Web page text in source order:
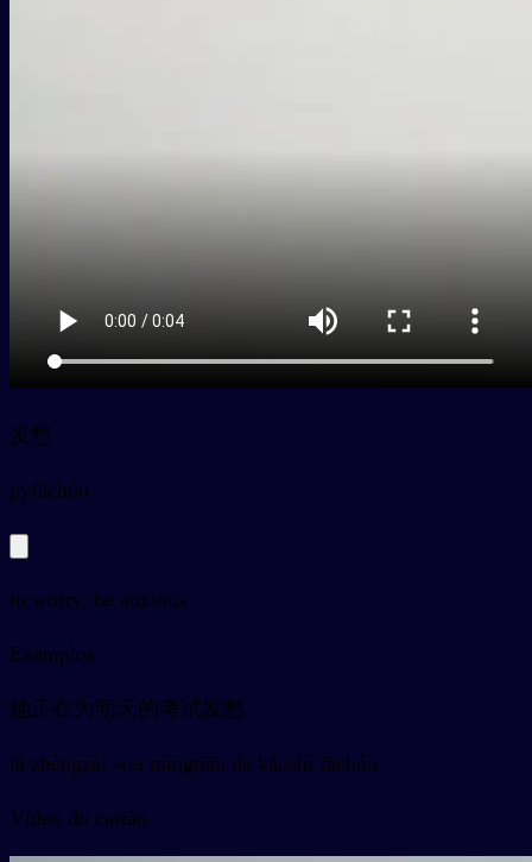
发愁
pyfāchóu
to worry, be anxious
Exemplos
她正在为明天的考试发愁
tā zhèngzài wei míngtiān de kǎoshì fāchóu
Vídeo do cartão